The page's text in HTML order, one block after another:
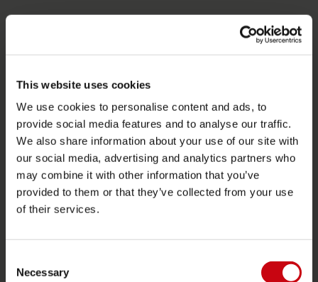
This website uses cookies
We use cookies to personalise content and ads, to
provide social media features and to analyse our traffic.
We also share information about your use of our site with
our social media, advertising and analytics partners who
may combine it with other information that you’ve
provided to them or that they’ve collected from your use
of their services.
Selection
Necessary
Funtubes
Foil
Zwemvesten
SUP
Wetsuits
Kneeboarden